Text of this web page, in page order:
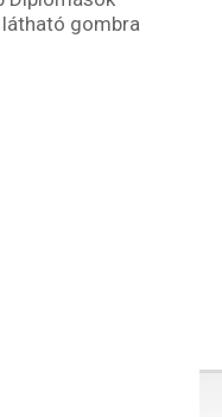
látható gombra